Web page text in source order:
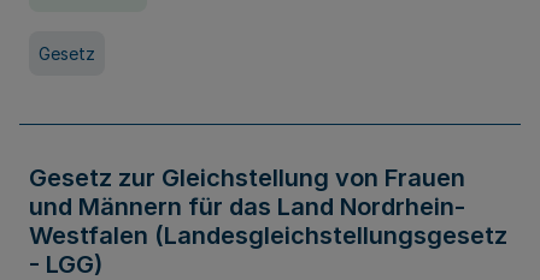
Gesetz
Gesetz zur Gleichstellung von Frauen
und Männern für das Land Nordrhein-
Westfalen (Landesgleichstellungsgesetz
- LGG)